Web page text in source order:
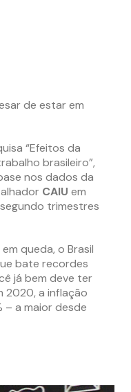
de estar em
“Efeitos da
brasileiro”,
nos dados da
CAIU em
trimestres
queda, o Brasil
bate recordes
já bem deve ter
2020, a inflação
– a maior desde